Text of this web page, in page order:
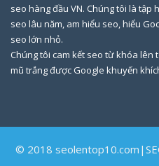
seo hàng đầu VN. Chúng tôi là
seo lâu năm, am hiểu seo, hiểu
seo lớn nhỏ.
Chúng tôi cam kết seo từ khóa
mũ trắng được Google khuyến
© 2018